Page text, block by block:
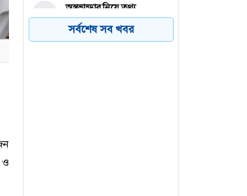
ও
অস্ত্রভান্ডার নিয়ে তথ্য
ফাঁসকারীদের কারাদণ্ডের
হুঁশিয়ারি ট্রাম্পের
৪
সর্বশেষ সব খবর